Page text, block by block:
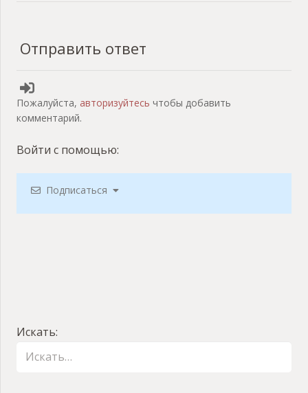
Отправить ответ
Пожалуйста, авторизуйтесь чтобы добавить
комментарий.
Войти с помощью:
Подписаться
Искать: